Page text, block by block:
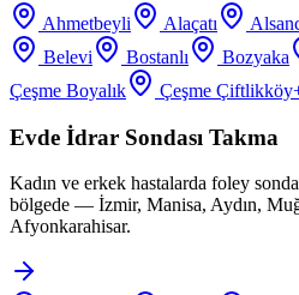
Ahmetbeyli Alaçatı
Belevi
Bostanlı Bozyaka
Çeşme Boyalık
Çeşme Çiftlikköy
Evde İdrar Sondası Takma
Kadın ve erkek hastalarda foley
bölgede — İzmir, Manisa, Aydın,
Afyonkarahisar.